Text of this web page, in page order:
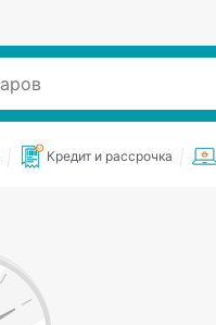
Кредит и рассрочка